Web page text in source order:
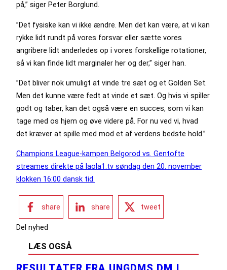
på,” siger Peter Borglund.
”Det fysiske kan vi ikke ændre. Men det kan være, at vi kan
rykke lidt rundt på vores forsvar eller sætte vores
angribere lidt anderledes op i vores forskellige rotationer,
så vi kan finde lidt marginaler her og der,” siger han.
”Det bliver nok umuligt at vinde tre sæt og et Golden Set.
Men det kunne være fedt at vinde et sæt. Og hvis vi spiller
godt og taber, kan det også være en succes, som vi kan
tage med os hjem og øve videre på. For nu ved vi, hvad
det kræver at spille med mod et af verdens bedste hold.”
Champions League-kampen Belgorod vs. Gentofte
streames direkte på laola1.tv søndag den 20. november
klokken 16:00 dansk tid.
share share tweet
Del nyhed
LÆS OGSÅ